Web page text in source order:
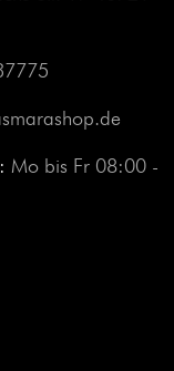
Mo bis Fr 08:00 -